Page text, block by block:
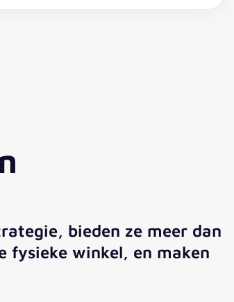
bieden ze meer dan
fysieke winkel, en maken